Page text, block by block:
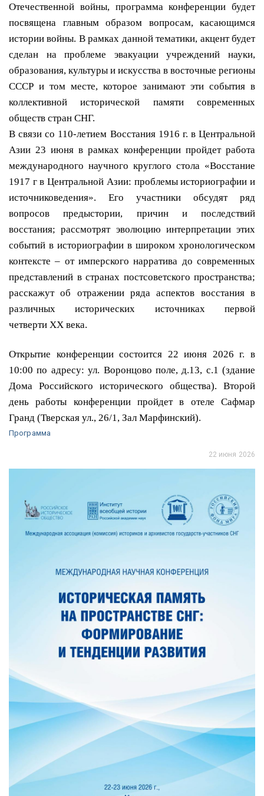
Отечественной войны, программа конференции будет
посвящена главным образом вопросам, касающимся
истории войны. В рамках данной тематики, акцент будет
сделан на проблеме эвакуации учреждений науки,
образования, культуры и искусства в восточные регионы
СССР и том месте, которое занимают эти события в
коллективной исторической памяти современных
обществ стран СНГ.
В связи со 110-летием Восстания 1916 г. в Центральной
Азии 23 июня в рамках конференции пройдет работа
международного научного круглого стола «Восстание
1917 г в Центральной Азии: проблемы историографии и
источниковедения». Его участники обсудят ряд
вопросов предыстории, причин и последствий
восстания; рассмотрят эволюцию интерпретации этих
событий в историографии в широком хронологическом
контексте – от имперского нарратива до современных
представлений в странах постсоветского пространства;
расскажут об отражении ряда аспектов восстания в
различных исторических источниках первой
четверти XX века.
Открытие конференции состоится 22 июня 2026 г. в
10:00 по адресу: ул. Воронцово поле, д.13, с.1 (здание
Дома Российского исторического общества). Второй
день работы конференции пройдет в отеле Сафмар
Гранд (Тверская ул., 26/1, Зал Марфинский).
Программа
22 июня 2026